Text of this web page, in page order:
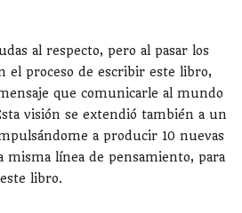
al respecto, pero al pasar los
el proceso de escribir este libro,
que comunicarle al mundo
visión se extendió también a un
a producir 10 nuevas
misma línea de pensamiento, para
libro.